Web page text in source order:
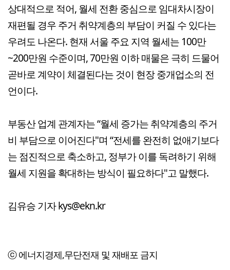
상대적으로 적어, 월세 전환 중심으로 임대차시장이
재편될 경우 주거 취약계층의 부담이 커질 수 있다는
우려도 나온다. 현재 서울 주요 지역 월세는 100만
~200만원 수준이며, 70만원 이하 매물은 극히 드물어
곧바로 계약이 체결된다는 것이 현장 중개업소의 전
언이다.
부동산 업계 관계자는 “월세 증가는 취약계층의 주거
비 부담으로 이어진다"며 “전세를 완전히 없애기보다
는 점진적으로 축소하고, 정부가 이를 독려하기 위해
월세 지원을 확대하는 방식이 필요하다"고 말했다.
김유승 기자 kys@ekn.kr
ⓒ 에너지경제,무단전재 및 재배포 금지